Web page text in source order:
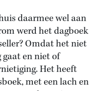
daarmee wel aan
werd het dagboek
Omdat het niet
en niet of
Het heeft
met een lach en